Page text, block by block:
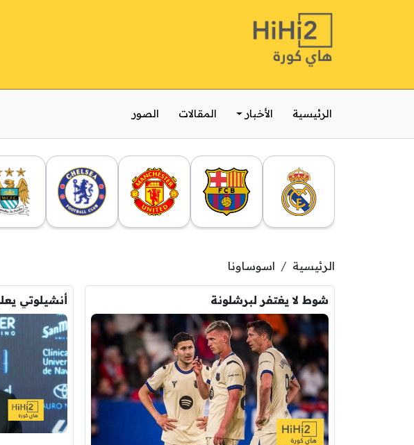
الرئيسية الأخبار المقالات الصور
الرئيسية اسوساونا
شوط لا يغتفر لبرشلونة